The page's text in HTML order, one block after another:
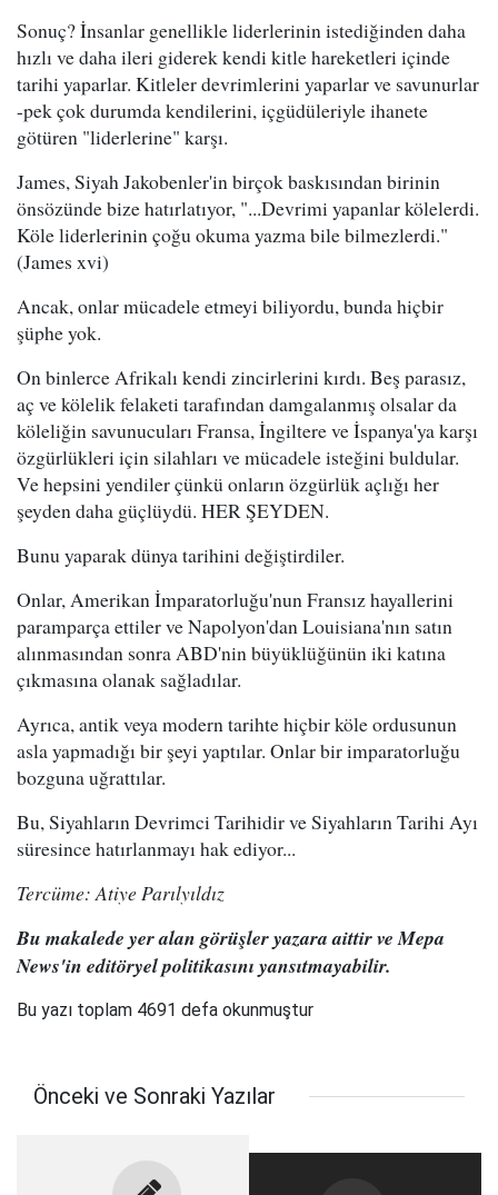
Sonuç? İnsanlar genellikle liderlerinin istediğinden daha
hızlı ve daha ileri giderek kendi kitle hareketleri içinde
tarihi yaparlar. Kitleler devrimlerini yaparlar ve savunurlar
-pek çok durumda kendilerini, içgüdüleriyle ihanete
götüren "liderlerine" karşı.
James, Siyah Jakobenler'in birçok baskısından birinin
önsözünde bize hatırlatıyor, "...Devrimi yapanlar kölelerdi.
Köle liderlerinin çoğu okuma yazma bile bilmezlerdi."
(James xvi)
Ancak, onlar mücadele etmeyi biliyordu, bunda hiçbir
şüphe yok.
On binlerce Afrikalı kendi zincirlerini kırdı. Beş parasız,
aç ve kölelik felaketi tarafından damgalanmış olsalar da
köleliğin savunucuları Fransa, İngiltere ve İspanya'ya karşı
özgürlükleri için silahları ve mücadele isteğini buldular.
Ve hepsini yendiler çünkü onların özgürlük açlığı her
şeyden daha güçlüydü. HER ŞEYDEN.
Bunu yaparak dünya tarihini değiştirdiler.
Onlar, Amerikan İmparatorluğu'nun Fransız hayallerini
paramparça ettiler ve Napolyon'dan Louisiana'nın satın
alınmasından sonra ABD'nin büyüklüğünün iki katına
çıkmasına olanak sağladılar.
Ayrıca, antik veya modern tarihte hiçbir köle ordusunun
asla yapmadığı bir şeyi yaptılar. Onlar bir imparatorluğu
bozguna uğrattılar.
Bu, Siyahların Devrimci Tarihidir ve Siyahların Tarihi Ayı
süresince hatırlanmayı hak ediyor...
Tercüme: Atiye Parılyıldız
Bu makalede yer alan görüşler yazara aittir ve Mepa
News'in editöryel politikasını yansıtmayabilir.
Bu yazı toplam 4691 defa okunmuştur
Önceki ve Sonraki Yazılar